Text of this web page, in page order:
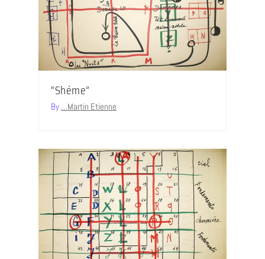
“Shéme”
By …Martin Etienne